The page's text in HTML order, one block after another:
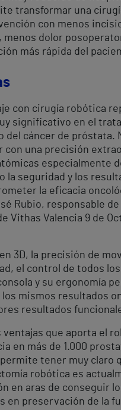
transformar una
con menos
menos dolor
más rápida del
con cirugía robótica
significativo en el
del cáncer de próstata.
con una precisión
especialmente
la seguridad y los
la eficacia
Rubio, responsable de
Vithas Valencia 9 de
3D, la precisión de
el control de todos
y su ergonomía
mismos resultados
resultados
ventajas que aporta el
en más de 1.000
tener muy claro
robótica es
en aras de conseguir
en preservación de la